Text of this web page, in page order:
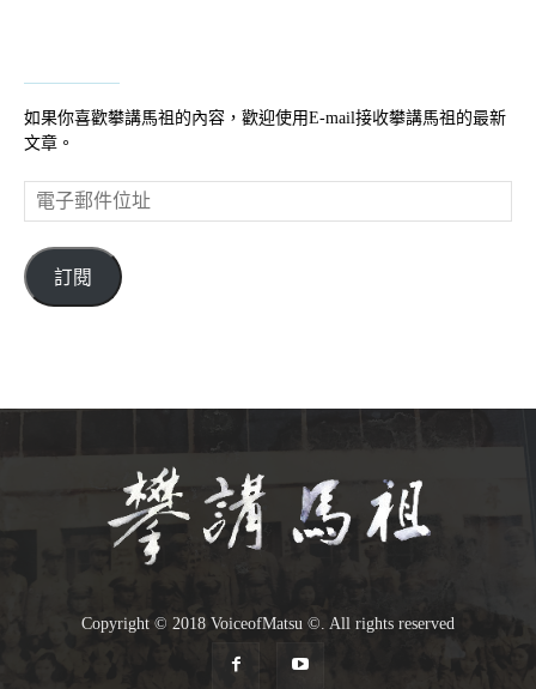
如果你喜歡攀講馬祖的內容，歡迎使用E-mail接收攀講馬祖的最新
文章。
電
子
件
位
訂閱
Copyright © 2018 VoiceofMatsu ©. All rights reserved